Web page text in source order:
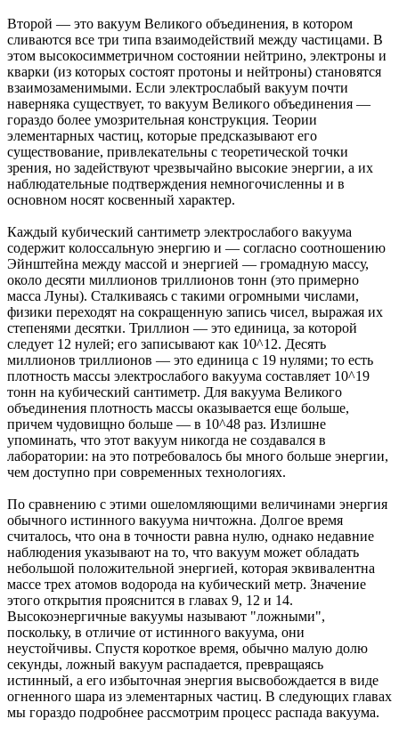
Второй — это вакуум Великого объединения, в котором
сливаются все три типа взаимодействий между частицами. В
этом высокосимметричном состоянии нейтрино, электроны и
кварки (из которых состоят протоны и нейтроны) становятся
взаимозаменимыми. Если электрослабый вакуум почти
наверняка существует, то вакуум Великого объединения —
гораздо более умозрительная конструкция. Теории
элементарных частиц, которые предсказывают его
существование, привлекательны с теоретической точки
зрения, но задействуют чрезвычайно высокие энергии, а их
наблюдательные подтверждения немногочисленны и в
основном носят косвенный характер.
Каждый кубический сантиметр электрослабого вакуума
содержит колоссальную энергию и — согласно соотношению
Эйнштейна между массой и энергией — громадную массу,
около десяти миллионов триллионов тонн (это примерно
масса Луны). Сталкиваясь с такими огромными числами,
физики переходят на сокращенную запись чисел, выражая их
степенями десятки. Триллион — это единица, за которой
следует 12 нулей; его записывают как 10^12. Десять
миллионов триллионов — это единица с 19 нулями; то есть
плотность массы электрослабого вакуума составляет 10^19
тонн на кубический сантиметр. Для вакуума Великого
объединения плотность массы оказывается еще больше,
причем чудовищно больше — в 10^48 раз. Излишне
упоминать, что этот вакуум никогда не создавался в
лаборатории: на это потребовалось бы много больше энергии,
чем доступно при современных технологиях.
По сравнению с этими ошеломляющими величинами энергия
обычного истинного вакуума ничтожна. Долгое время
считалось, что она в точности равна нулю, однако недавние
наблюдения указывают на то, что вакуум может обладать
небольшой положительной энергией, которая эквивалентна
массе трех атомов водорода на кубический метр. Значение
этого открытия прояснится в главах 9, 12 и 14.
Высокоэнергичные вакуумы называют "ложными",
поскольку, в отличие от истинного вакуума, они
неустойчивы. Спустя короткое время, обычно малую долю
секунды, ложный вакуум распадается, превращаясь
истинный, а его избыточная энергия высвобождается в виде
огненного шара из элементарных частиц. В следующих главах
мы гораздо подробнее рассмотрим процесс распада вакуума.